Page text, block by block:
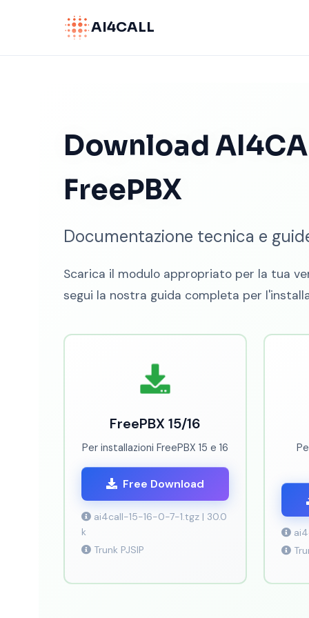
AI4CALL
Download
FreePBX
Documentazione tecnica e
Scarica il modulo appropriato per la tua
segui la nostra guida completa per
FreePBX 15/16
Per installazioni FreePBX 15 e 16
Free Download
ai4call-15-16-0-7-1.tgz | 30.0
k
Trunk PJSIP